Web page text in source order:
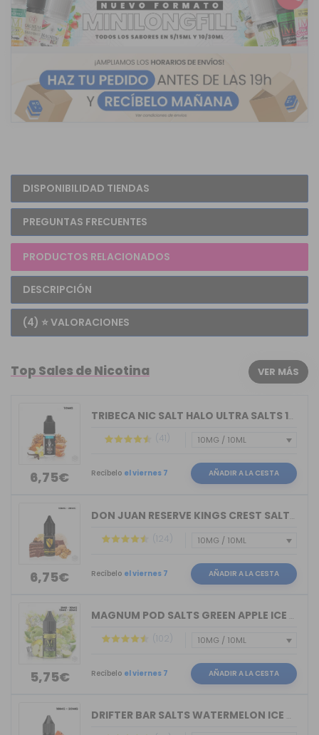
DISPONIBILIDAD TIENDAS
PREGUNTAS FRECUENTES
PRODUCTOS RELACIONADOS
DESCRIPCIÓN
(4) ⭐ VALORACIONES
Top Sales de Nicotina VER MÁS
6,75€
TRIBECA NIC SALT HALO ULTRA SALTS 10M...
(41)
Recíbelo el viernes 7 AÑADIR A LA CESTA
6,75€
DON JUAN RESERVE KINGS CREST SALTS 10ML
(124)
Recíbelo el viernes 7 AÑADIR A LA CESTA
5,75€
MAGNUM POD SALTS GREEN APPLE ICE 10ML
(102)
Recíbelo el viernes 7 AÑADIR A LA CESTA
DRIFTER BAR SALTS WATERMELON ICE JUIC...